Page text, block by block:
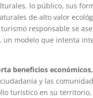
lo público, sus
de alto valor
responsable se
modelo que intenta
beneficios
y las
turístico en su